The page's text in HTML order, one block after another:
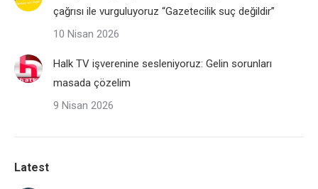
çağrısı ile vurguluyoruz “Gazetecilik suç değildir”
10 Nisan 2026
Halk TV işverenine sesleniyoruz: Gelin sorunları
masada çözelim
9 Nisan 2026
Latest